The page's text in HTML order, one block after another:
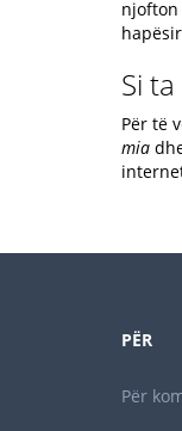
njofton
Si
Për të
mia
PËR
Për